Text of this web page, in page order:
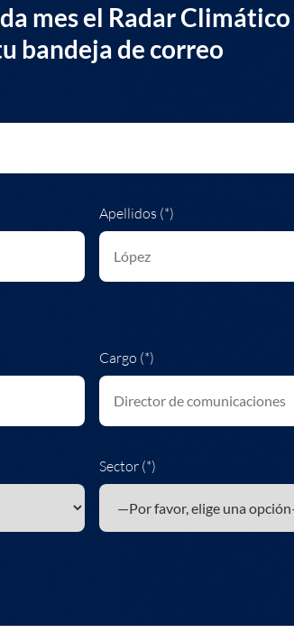
mes el Radar Climático
bandeja de correo
Apellidos (*)
Cargo (*)
Sector (*)